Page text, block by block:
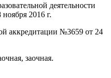
деятельности
2016 г.
аккредитации №3659 от 24
заочная.